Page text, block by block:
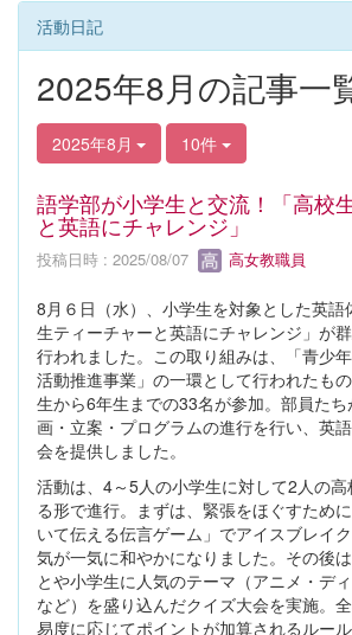
活動日記
2025年8月の記事一
2025年8月 10件
語学部が小学生と交流！「高校
と英語にチャレンジ」
投稿日時 : 2025/08/07 高女教職員
8月６日（水）、小学生を対象とした英語
生ティーチャーと英語にチャレンジ」が
行われました。この取り組みは、「青少
活動推進事業」の一環として行われたも
生から6年生までの33名が参加。部員た
画・立案・プログラムの進行を行い、英
会を提供しました。
活動は、4～5人の小学生に対して2人の
る形で進行。まずは、緊張をほぐすため
いて伝える伝言ゲーム」でアイスブレイ
気が一気に和やかになりました。その後
とや小学生に人気のテーマ（アニメ・デ
など）を盛り込んだクイズ大会を実施。
易度に応じてポイントが加算されるルー